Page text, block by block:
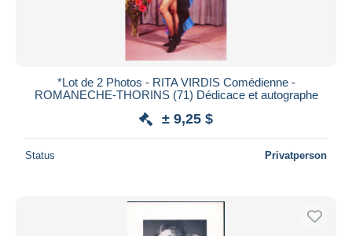
*Lot de 2 Photos - RITA VIRDIS Comédienne -
ROMANECHE-THORINS (71) Dédicace et autographe
± 9,25 $
Status Privatperson